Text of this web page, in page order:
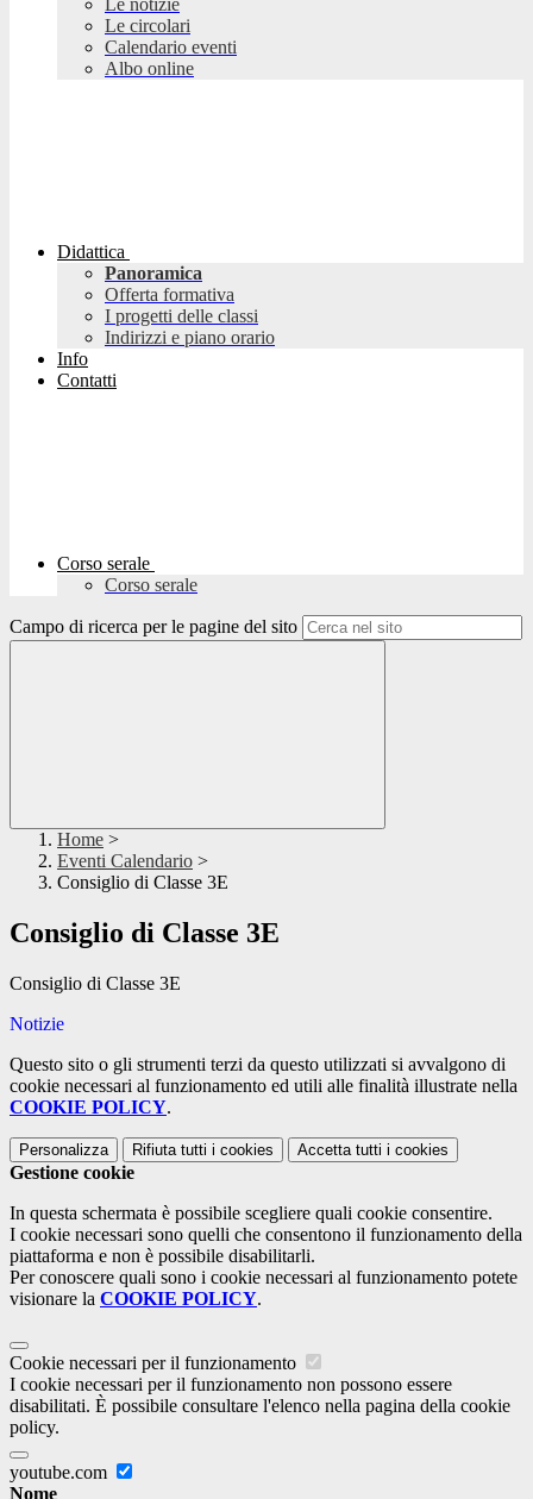
Le notizie
Le circolari
Calendario eventi
Albo online
Didattica
Panoramica
Offerta formativa
I progetti delle classi
Indirizzi e piano orario
Info
Contatti
Corso serale
Corso serale
Campo di ricerca per le pagine del sito
Home >
Eventi Calendario >
Consiglio di Classe 3E
Consiglio di Classe 3E
Consiglio di Classe 3E
Notizie
Questo sito o gli strumenti terzi da questo utilizzati si avvalgono di
cookie necessari al funzionamento ed utili alle finalità illustrate nella
COOKIE POLICY.
Personalizza Rifiuta tutti i cookies Accetta tutti i cookies
Gestione cookie
In questa schermata è possibile scegliere quali cookie consentire.
I cookie necessari sono quelli che consentono il funzionamento della
piattaforma e non è possibile disabilitarli.
Per conoscere quali sono i cookie necessari al funzionamento potete
visionare la COOKIE POLICY.
Cookie necessari per il funzionamento
I cookie necessari per il funzionamento non possono essere
disabilitati. È possibile consultare l'elenco nella pagina della cookie
policy.
youtube.com
Nome